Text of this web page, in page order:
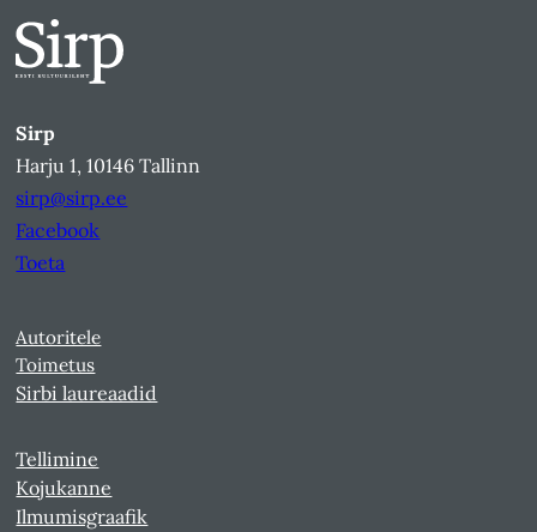
Sirp
Harju 1, 10146 Tallinn
sirp@sirp.ee
Facebook
Toeta
Autoritele
Toimetus
Sirbi laureaadid
Tellimine
Kojukanne
Ilmumisgraafik